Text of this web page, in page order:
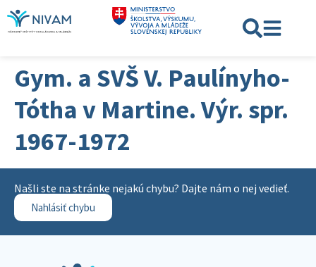
Gym. a SVŠ V. Paulínyho-
Tótha v Martine. Výr. spr.
1967-1972
Našli ste na stránke nejakú chybu? Dajte nám o nej vedieť.
Nahlásiť chybu